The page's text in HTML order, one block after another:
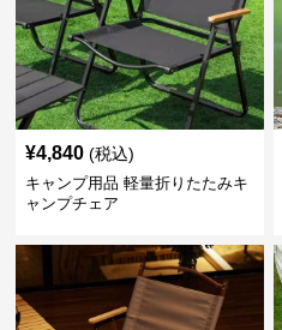
¥4,840 (税込)
キャンプ用品 軽量折りたたみキ
ャンプチェア